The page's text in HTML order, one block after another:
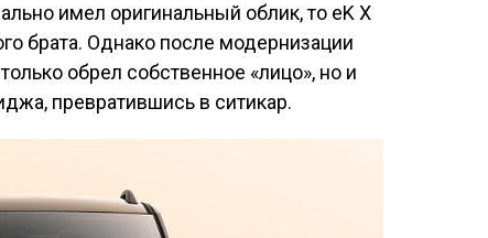
имел оригинальный облик, то eK X
брата. Однако после модернизации
обрел собственное «лицо», но и
превратившись в ситикар.